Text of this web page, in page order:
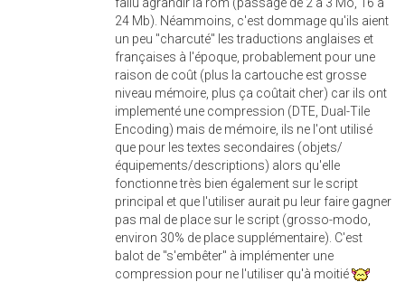
24 Mb). Néammoins, c'est dommage qu'ils aient
un peu "charcuté" les traductions anglaises et
françaises à l'époque, probablement pour une
raison de coût (plus la cartouche est grosse
niveau mémoire, plus ça coûtait cher) car ils ont
implementé une compression (DTE, Dual-Tile
Encoding) mais de mémoire, ils ne l'ont utilisé
que pour les textes secondaires (objets/
équipements/descriptions) alors qu'elle
fonctionne très bien également sur le script
principal et que l'utiliser aurait pu leur faire gagner
pas mal de place sur le script (grosso-modo,
environ 30% de place supplémentaire). C'est
balot de "s'embêter" à implémenter une
compression pour ne l'utiliser qu'à moitié